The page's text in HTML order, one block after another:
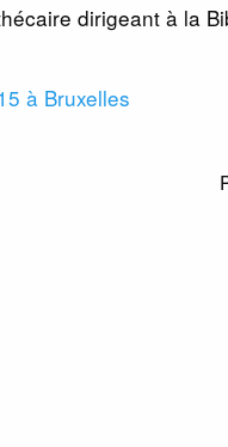
dirigeant à la
à Bruxelles